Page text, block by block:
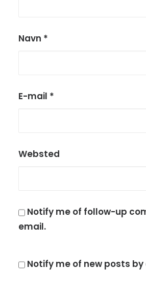
Navn *
E-mail *
Websted
Notify me of follow-up
email.
Notify me of new posts by